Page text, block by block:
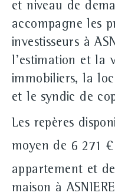
et niveau de
accompagne les
investisseurs à
l'estimation et la
immobiliers, la
et le syndic de
Les repères
moyen de 6 271
appartement et de
maison à